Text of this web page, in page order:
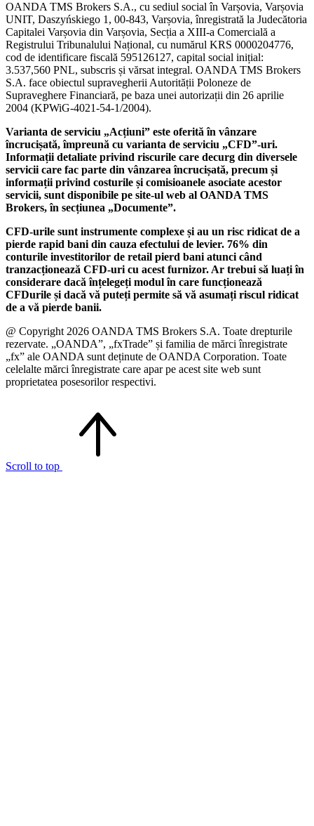
OANDA TMS Brokers S.A., cu sediul social în Varșovia, Varșovia
UNIT, Daszyńskiego 1, 00-843, Varșovia, înregistrată la Judecătoria
Capitalei Varșovia din Varșovia, Secția a XIII-a Comercială a
Registrului Tribunalului Național, cu numărul KRS 0000204776,
cod de identificare fiscală 595126127, capital social inițial:
3.537,560 PNL, subscris și vărsat integral. OANDA TMS Brokers
S.A. face obiectul supravegherii Autorității Poloneze de
Supraveghere Financiară, pe baza unei autorizații din 26 aprilie
2004 (KPWiG-4021-54-1/2004).
Varianta de serviciu „Acțiuni” este oferită în vânzare
încrucișată, împreună cu varianta de serviciu „CFD”-uri.
Informații detaliate privind riscurile care decurg din diversele
servicii care fac parte din vânzarea încrucișată, precum și
informații privind costurile și comisioanele asociate acestor
servicii, sunt disponibile pe site-ul web al OANDA TMS
Brokers, în secțiunea „Documente”.
CFD-urile sunt instrumente complexe și au un risc ridicat de a
pierde rapid bani din cauza efectului de levier. 76% din
conturile investitorilor de retail pierd bani atunci când
tranzacționează CFD-uri cu acest furnizor. Ar trebui să luați în
considerare dacă înțelegeți modul în care funcționează
CFDurile și dacă vă puteți permite să vă asumați riscul ridicat
de a vă pierde banii.
@ Copyright 2026 OANDA TMS Brokers S.A. Toate drepturile
rezervate. „OANDA”, „fxTrade” și familia de mărci înregistrate
„fx” ale OANDA sunt deținute de OANDA Corporation. Toate
celelalte mărci înregistrate care apar pe acest site web sunt
proprietatea posesorilor respectivi.
Scroll to top